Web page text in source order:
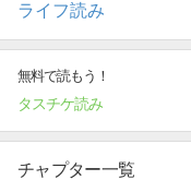
ライフ読み
無料で読もう！
タスチケ読み
チャプター一覧